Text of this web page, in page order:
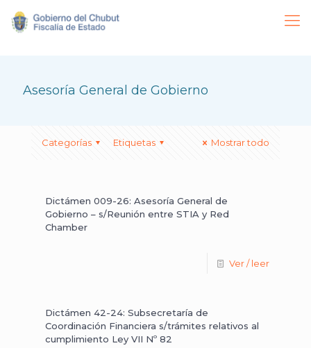
Asesoría General de Gobierno
Categorías Etiquetas Mostrar todo
Dictámen 009-26: Asesoría General de
Gobierno – s/Reunión entre STIA y Red
Chamber
Ver / leer
Dictámen 42-24: Subsecretaría de
Coordinación Financiera s/trámites relativos al
cumplimiento Ley VII Nº 82